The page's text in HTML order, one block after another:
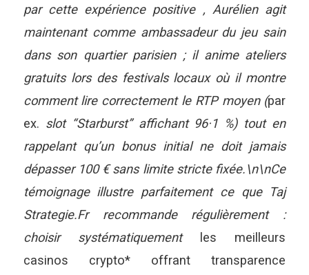
par cette expérience positive , Aurélien agit
maintenant comme ambassadeur du jeu sain
dans son quartier parisien ; il anime ateliers
gratuits lors des festivals locaux où il montre
comment lire correctement le RTP moyen (par
ex. slot “Starburst” affichant 96·1 %) tout en
rappelant qu’un bonus initial ne doit jamais
dépasser 100 € sans limite stricte fixée.\n\nCe
témoignage illustre parfaitement ce que Taj
Strategie.Fr recommande régulièrement :
choisir systématiquement
les meilleurs
casinos crypto* offrant transparence